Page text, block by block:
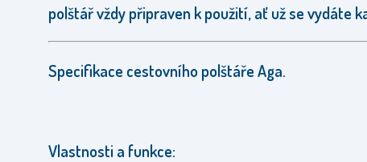
polštář vždy připraven k použití, ať už se vydáte
Specifikace cestovního polštáře Aga.
Vlastnosti a funkce: